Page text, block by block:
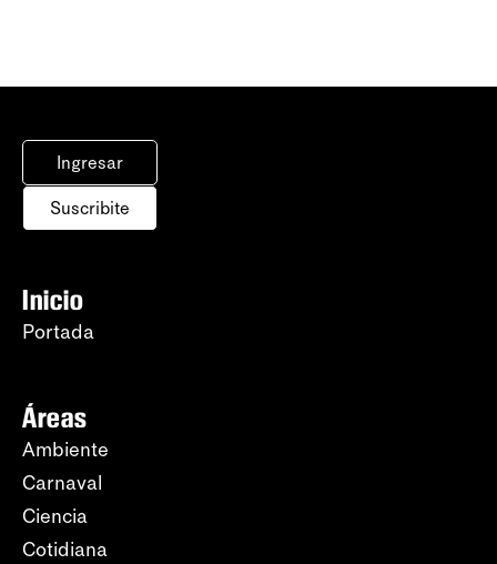
Ingresar
Suscribite
Inicio
Portada
Áreas
Ambiente
Carnaval
Ciencia
Cotidiana